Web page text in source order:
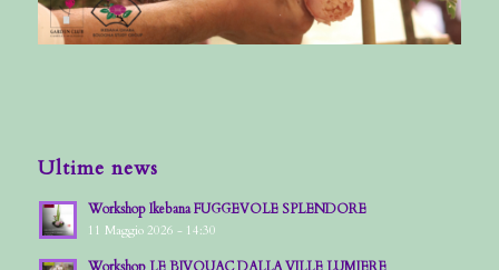
Ultime news
Workshop Ikebana FUGGEVOLE SPLENDORE
11 Maggio 2026 - 14:30